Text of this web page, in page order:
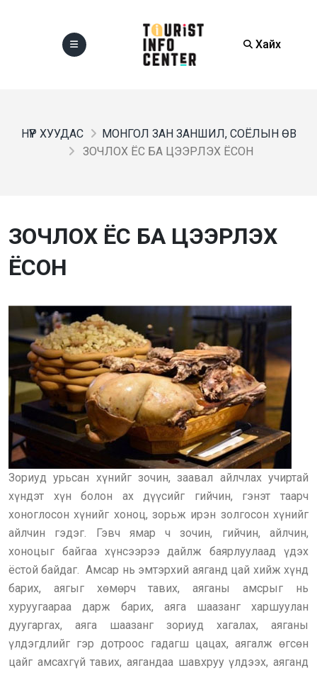
Хайх
НҮҮР ХУУДАС
МОНГОЛ ЗАН ЗАНШИЛ, СОЁЛЫН ӨВ
ЗОЧЛОХ ЁС БА ЦЭЭРЛЭХ ЁСОН
ЗОЧЛОХ ЁС БА ЦЭЭРЛЭХ
ЁСОН
Зориуд урьсан хүнийг зочин, заавал айлчлах учиртай
хүндэт хүн болон ах дүүсийг гийчин, гэнэт таарч
хоноглосон хүнийг хоноц, зорьж ирэн золгосон хүнийг
айлчин гэдэг. Гэвч ямар ч зочин, гийчин, айлчин,
хоноцыг байгаа хүнсээрээ дайлж баярлуулаад үдэх
ёстой байдаг. Амсар нь эмтэрхий аяганд цай хийж хүнд
барих, аягыг хөмөрч тавих, аяганы амсрыг нь
хуруугаараа дарж барих, аяга шаазанг харшуулан
дуугаргах, аяга шаазанг зориуд хагалах, аяганы
үлдэгдлийг гэр дотроос гадагш цацах, аягалж өгсөн
цайг амсахгүй тавих, аягандаа шавхруу үлдээх, аяганд